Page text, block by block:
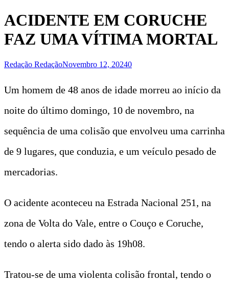
ACIDENTE EM CORUCHE
FAZ UMA VÍTIMA MORTAL
Redação RedaçãoNovembro 12, 20240
Um homem de 48 anos de idade morreu ao início da
noite do último domingo, 10 de novembro, na
sequência de uma colisão que envolveu uma carrinha
de 9 lugares, que conduzia, e um veículo pesado de
mercadorias.
O acidente aconteceu na Estrada Nacional 251, na
zona de Volta do Vale, entre o Couço e Coruche,
tendo o alerta sido dado às 19h08.
Tratou-se de uma violenta colisão frontal, tendo o